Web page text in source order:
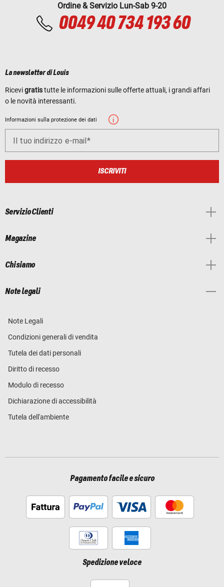
Ordine & Servizio Lun-Sab 9-20
0049 40 734 193 60
La newsletter di Louis
Ricevigratistutte le informazioni sulle offerte attuali, i grandi affari
o le novità interessanti.
Informazioni sulla protezione dei dati
Il tuo indirizzo e-mail
ISCRIVITI
Servizio Clienti
Magazine
Chi siamo
Note legali
Note Legali
Condizioni generali di vendita
Tutela dei dati personali
Diritto di recesso
Modulo di recesso
Dichiarazione di accessibilità
Tutela dell'ambiente
Pagamento facile e sicuro
Spedizione veloce